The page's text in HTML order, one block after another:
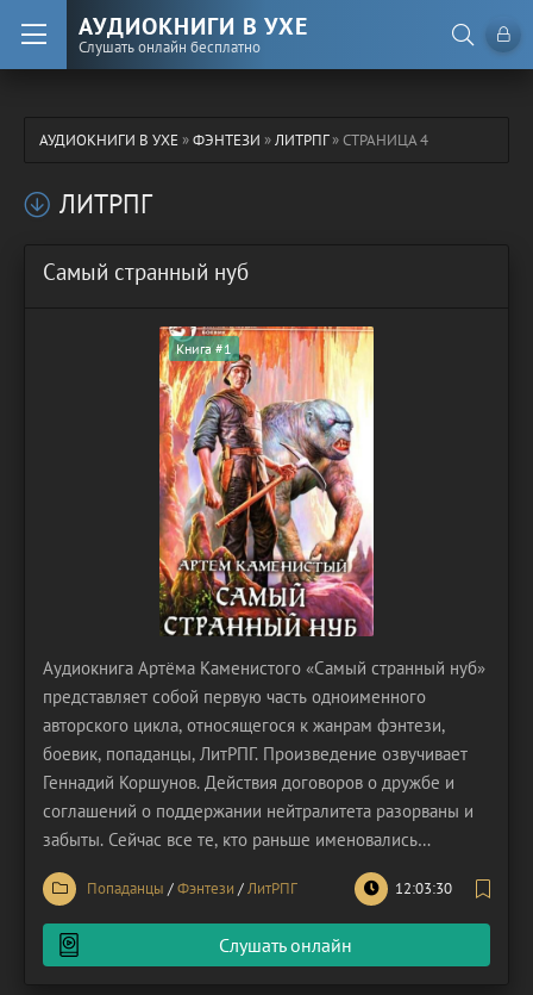
АУДИОКНИГИ В УХЕ
Слушать онлайн бесплатно
АУДИОКНИГИ В УХЕ»ФЭНТЕЗИ »ЛИТРПГ» СТРАНИЦА 4
ЛИТРПГ
Самый странный нуб
Книга #1
Аудиокнига Артёма Каменистого «Самый странный нуб»
представляет собой первую часть одноименного
авторского цикла, относящегося к жанрам фэнтези,
боевик, попаданцы, ЛитРПГ. Произведение озвучивает
Геннадий Коршунов. Действия договоров о дружбе и
соглашений о поддержании нейтралитета разорваны и
забыты. Сейчас все те, кто раньше именовались
союзниками, представляют друг для друга серьезную
угрозу. Они опасаются взаимного нападения. Начинается
противоборство сторон. Тишину прервали выстрелы
Попаданцы /Фэнтези /ЛитРПГ 12:03:30
Слушать онлайн